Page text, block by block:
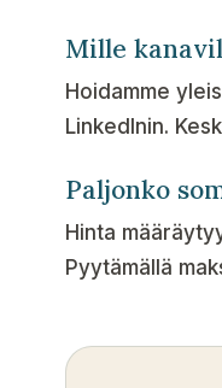
Mille
Hoidamme
LinkedInin.
Paljonko
Hinta
Pyytämällä